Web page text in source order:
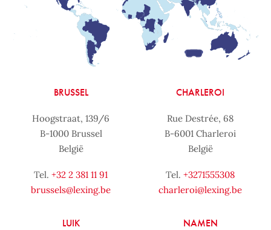
BRUSSEL
Hoogstraat, 139/6
B-1000 Brussel
België
Tel. +32 2 381 11 91
brussels@lexing.be
CHARLEROI
Rue Destrée, 68
B-6001 Charleroi
België
Tel. +3271555308
charleroi@lexing.be
LUIK NAMEN